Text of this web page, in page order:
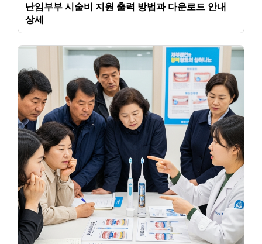
난임부부 시술비 지원 출력 방법과 다운로드 안내
상세